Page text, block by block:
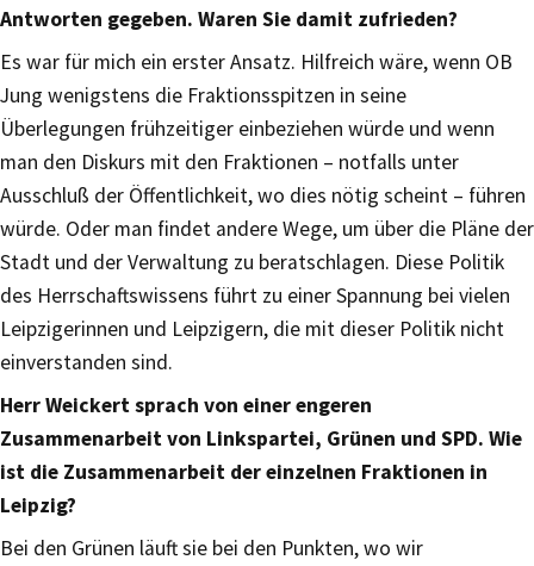
Antworten gegeben. Waren Sie damit zufrieden?
Es war für mich ein erster Ansatz. Hilfreich wäre, wenn OB
Jung wenigstens die Fraktionsspitzen in seine
Überlegungen frühzeitiger einbeziehen würde und wenn
man den Diskurs mit den Fraktionen – notfalls unter
Ausschluß der Öffentlichkeit, wo dies nötig scheint – führen
würde. Oder man findet andere Wege, um über die Pläne der
Stadt und der Verwaltung zu beratschlagen. Diese Politik
des Herrschaftswissens führt zu einer Spannung bei vielen
Leipzigerinnen und Leipzigern, die mit dieser Politik nicht
einverstanden sind.
Herr Weickert sprach von einer engeren
Zusammenarbeit von Linkspartei, Grünen und SPD. Wie
ist die Zusammenarbeit der einzelnen Fraktionen in
Leipzig?
Bei den Grünen läuft sie bei den Punkten, wo wir